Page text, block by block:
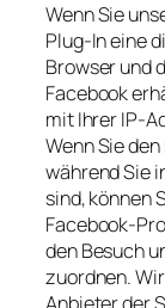
Wenn Sie
Plug-In eine
Browser und
Facebook
mit Ihrer IP-
Wenn Sie
während Sie
sind, können
Facebook-
den Besuch
zuordnen.